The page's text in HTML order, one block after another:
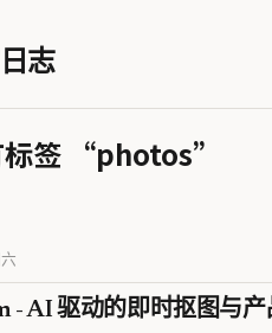
志
标签 “photos”
- AI 驱动的即时抠图与